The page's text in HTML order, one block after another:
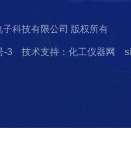
科技有限公司 版权所有
-3 技术支持：化工仪器网